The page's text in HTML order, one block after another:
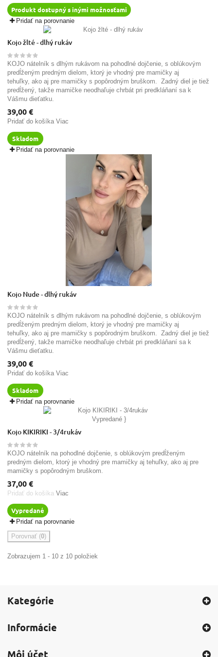
Produkt dostupný s inými možnosťami
Pridať na porovnanie
Kojo žlté - dlhý rukáv
KOJO nátelník s dlhým rukávom na pohodlné dojčenie, s oblúkovým
predĺženým predným dielom, ktorý je vhodný pre mamičky aj
tehuľky, ako aj pre mamičky s popôrodným bruškom. Zadný diel je tiež
predĺžený, takže mamičke neodhaľuje chrbát pri predkláňaní sa k
Vášmu dieťatku.
39,00 €
Pridať do košíka Viac
Skladom
Pridať na porovnanie
Kojo Nude - dlhý rukáv
KOJO nátelník s dlhým rukávom na pohodlné dojčenie, s oblúkovým
predĺženým predným dielom, ktorý je vhodný pre mamičky aj
tehuľky, ako aj pre mamičky s popôrodným bruškom. Zadný diel je tiež
predĺžený, takže mamičke neodhaľuje chrbát pri predkláňaní sa k
Vášmu dieťatku.
39,00 €
Pridať do košíka Viac
Skladom
Pridať na porovnanie
Vypredané }
Kojo KIKIRIKI - 3/4rukáv
KOJO nátelník na pohodlné dojčenie, s oblúkovým predĺženým
predným dielom, ktorý je vhodný pre mamičky aj tehuľky, ako aj pre
mamičky s popôrodným bruškom.
37,00 €
Pridať do košíka Viac
Vypredané
Pridať na porovnanie
Porovnať (0)
Zobrazujem 1 - 10 z 10 položiek
Kategórie
Informácie
Môj účet